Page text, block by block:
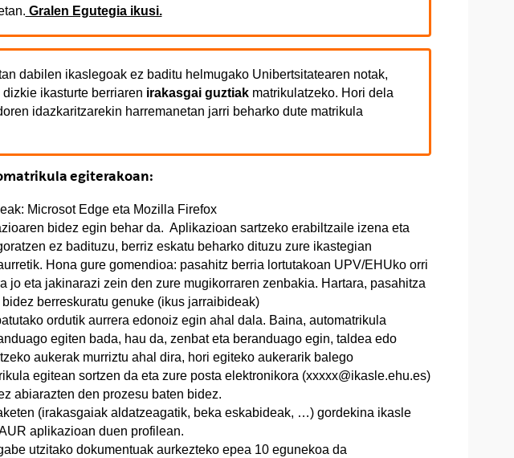
Gralen Egutegia ikusi.
dabilen ikaslegoak ez baditu helmugako Unibertsitatearen notak,
ikasturte berriaren irakasgai guztiakmatrikulatzeko. Hori dela
idazkaritzarekin harremanetan jarri beharko dute matrikula
egiterakoan:
Microsot Edge eta Mozilla Firefox
bidez egin behar da. Aplikazioan sartzeko erabiltzaile izena eta
ez badituzu, berriz eskatu beharko dituzu zure ikastegian
Hona gure gomendioa: pasahitz berria lortutakoan UPV/EHUko orri
jo eta jakinarazi zein den zure mugikorraren zenbakia. Hartara, pasahitza
berreskuratu genuke (ikus jarraibideak)
ordutik aurrera edonoiz egin ahal dala. Baina, automatrikula
egiten bada, hau da, zenbat eta beranduago egin, taldea edo
aukerak murriztu ahal dira, hori egiteko aukerarik balego
egitean sortzen da eta zure posta elektronikora (xxxxx@ikasle.ehu.es)
abiarazten den prozesu baten bidez.
(irakasgaiak aldatzeagatik, beka eskabideak, …) gordekina ikasle
aplikazioan duen profilean.
utzitako dokumentuak aurkezteko epea 10 egunekoa da